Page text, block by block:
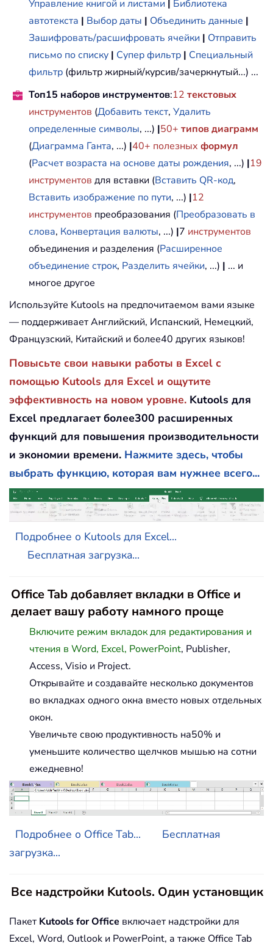
Управление книгой и листами
Библиотека
автотекста | Выбор даты | Объединить данные |
Зашифровать/расшифровать ячейки | Отправить
письмо по списку | Супер фильтр | Специальный
фильтр (фильтр жирный/курсив/зачеркнутый...) ...
Топ15 наборов инструментов:12 текстовых
инструментов (Добавить текст, Удалить
определенные символы, ...) |50+ типов диаграмм
(Диаграмма Ганта, ...) |40+ полезных формул
(Расчет возраста на основе даты рождения, ...) |19
инструментов для вставки (Вставить QR-код,
Вставить изображение по пути, ...) |12
инструментов преобразования (Преобразовать в
слова, Конвертация валюты, ...) |7 инструментов
объединения и разделения (Расширенное
объединение строк, Разделить ячейки, ...) | ... и
многое другое
Используйте Kutools на предпочитаемом вами языке
— поддерживает Английский, Испанский, Немецкий,
Французский, Китайский и более40 других языков!
Повысьте свои навыки работы в Excel с
помощью Kutools для Excel и ощутите
эффективность на новом уровне. Kutools для
Excel предлагает более300 расширенных
функций для повышения производительности
и экономии времени. Нажмите здесь, чтобы
выбрать функцию, которая вам нужнее всего...
Подробнее о Kutools для Excel...
Бесплатная загрузка...
Office Tab добавляет вкладки в Office и
делает вашу работу намного проще
Включите режим вкладок для редактирования и
чтения в Word, Excel, PowerPoint, Publisher,
Access, Visio и Project.
Открывайте и создавайте несколько документов
во вкладках одного окна вместо новых отдельных
окон.
Увеличьте свою продуктивность на50% и
уменьшите количество щелчков мышью на сотни
ежедневно!
Подробнее о Office Tab...
Бесплатная
загрузка...
Все надстройки Kutools. Один установщик
Пакет Kutools for Office включает надстройки для
Excel, Word, Outlook и PowerPoint, а также Office Tab